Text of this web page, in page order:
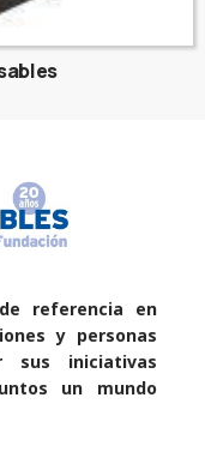
referencia en
y personas
sus iniciativas
un mundo